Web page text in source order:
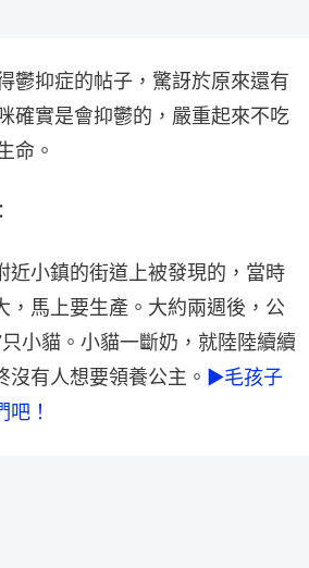
鬱抑症的帖子，驚訝於原來還有
確實是會抑鬱的，嚴重起來不吃
命。
近小鎮的街道上被發現的，當時
，馬上要生產。大約兩週後，公
小貓。小貓一斷奶，就陸陸續續
有人想要領養公主。 ►毛孩子
！